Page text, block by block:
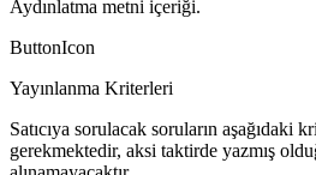
Aydınlatma metni içeriği.
ButtonIcon
Yayınlanma Kriterleri
Satıcıya sorulacak soruların aşağıdaki
gerekmektedir, aksi taktirde yazmış